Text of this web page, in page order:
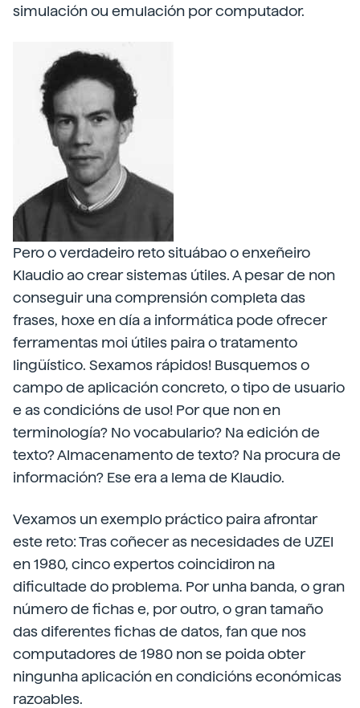
simulación ou emulación por computador.
Pero o verdadeiro reto situábao o enxeñeiro
Klaudio ao crear sistemas útiles. A pesar de non
conseguir una comprensión completa das
frases, hoxe en día a informática pode ofrecer
ferramentas moi útiles paira o tratamento
lingüístico. Sexamos rápidos! Busquemos o
campo de aplicación concreto, o tipo de usuario
e as condicións de uso! Por que non en
terminología? No vocabulario? Na edición de
texto? Almacenamento de texto? Na procura de
información? Ese era a lema de Klaudio.
Vexamos un exemplo práctico paira afrontar
este reto: Tras coñecer as necesidades de UZEI
en 1980, cinco expertos coincidiron na
dificultade do problema. Por unha banda, o gran
número de fichas e, por outro, o gran tamaño
das diferentes fichas de datos, fan que nos
computadores de 1980 non se poida obter
ningunha aplicación en condicións económicas
razoables.